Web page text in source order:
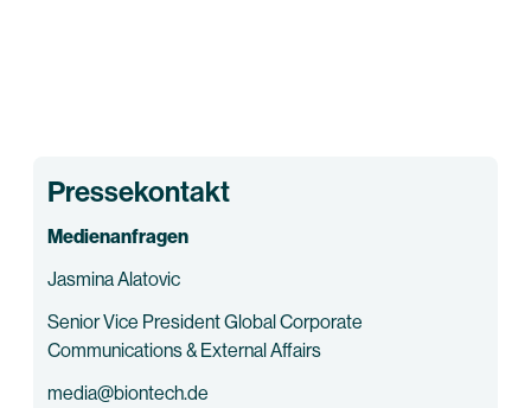
Pressekontakt
Medienanfragen
Jasmina Alatovic
Senior Vice President Global Corporate
Communications & External Affairs
media@biontech.de